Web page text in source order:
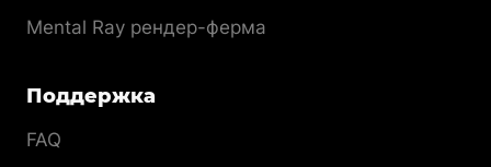
Mental Ray рендер-ферма
Поддержка
FAQ